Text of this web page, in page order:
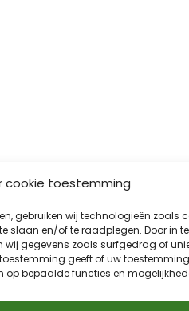
cookie toestemming
gebruiken wij technologieën zoals
slaan en/of te raadplegen. Door in
gegevens zoals surfgedrag of
geeft of uw
op bepaalde functies en